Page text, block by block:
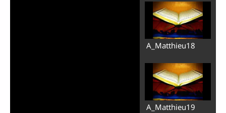
A_Matthieu18
A_Matthieu19